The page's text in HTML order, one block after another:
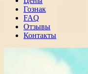
Гознак
FAQ
Отзывы
Контакты